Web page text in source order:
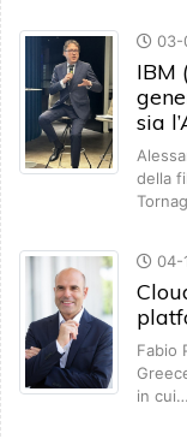
03-
IBM
sia
della
04-
Fabio
in cui…